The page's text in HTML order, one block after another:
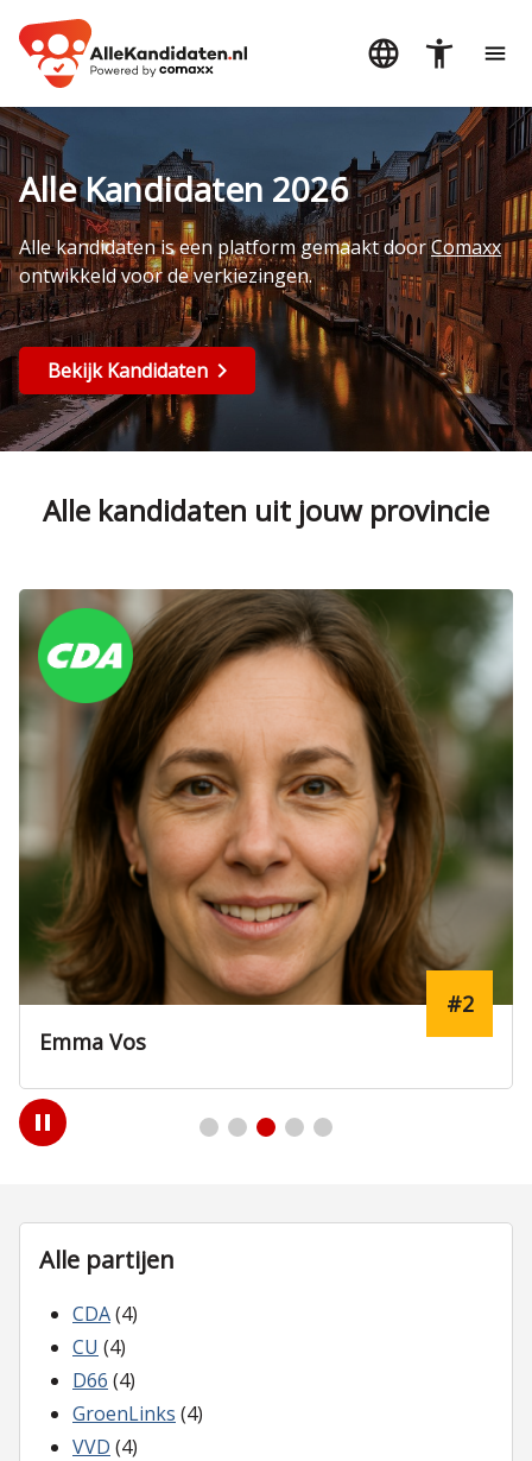
Alle Kandidaten 2026
Alle kandidaten is een platform gemaakt doorComaxx
ontwikkeld voor de verkiezingen.
Bekijk Kandidaten
Alle kandidaten uit jouw provincie
Emma Vos
#2
Play
/
Alle partijen
CDA(4)
CU (4)
D66 (4)
GroenLinks (4)
VVD (4)